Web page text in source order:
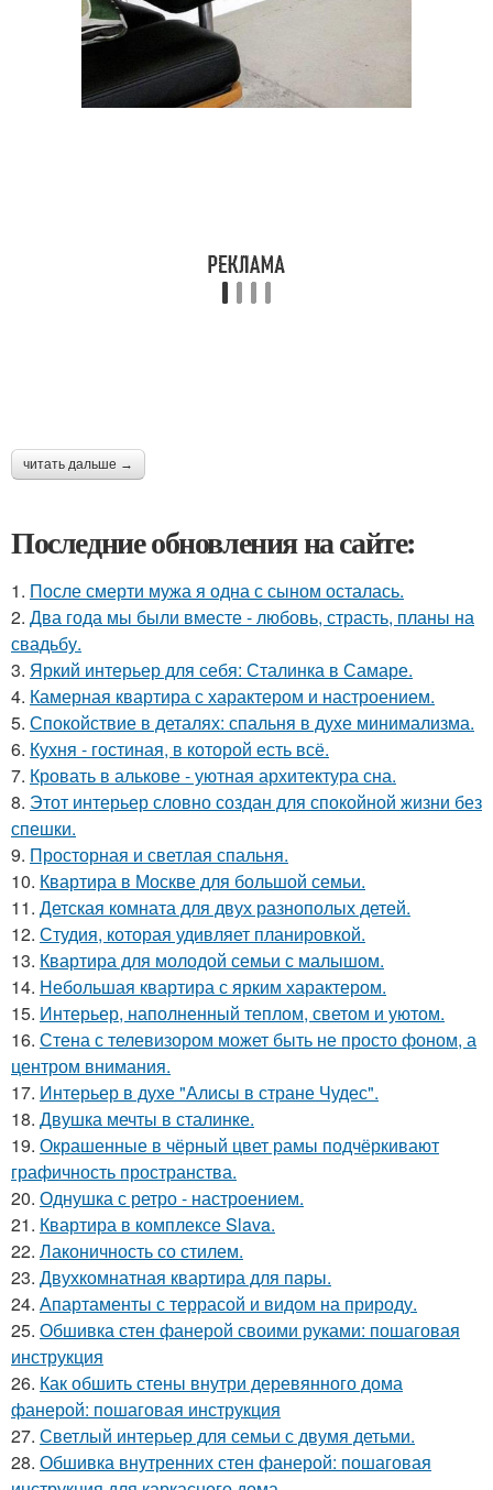
читать дальше →
Последние обновления на сайте:
1. После смерти мужа я одна с сыном осталась.
2. Два года мы были вместе - любовь, страсть, планы на
свадьбу.
3. Яркий интерьер для себя: Сталинка в Самаре.
4. Камерная квартира с характером и настроением.
5. Спокойствие в деталях: спальня в духе минимализма.
6. Кухня - гостиная, в которой есть всё.
7. Кровать в алькове - уютная архитектура сна.
8. Этот интерьер словно создан для спокойной жизни без
спешки.
9. Просторная и светлая спальня.
10. Квартира в Москве для большой семьи.
11. Детская комната для двух разнополых детей.
12. Студия, которая удивляет планировкой.
13. Квартира для молодой семьи с малышом.
14. Небольшая квартира с ярким характером.
15. Интерьер, наполненный теплом, светом и уютом.
16. Стена с телевизором может быть не просто фоном, а
центром внимания.
17. Интерьер в духе "Алисы в стране Чудес".
18. Двушка мечты в сталинке.
19. Окрашенные в чёрный цвет рамы подчёркивают
графичность пространства.
20. Однушка с ретро - настроением.
21. Квартира в комплексе Slava.
22. Лаконичность со стилем.
23. Двухкомнатная квартира для пары.
24. Апартаменты с террасой и видом на природу.
25. Обшивка стен фанерой своими руками: пошаговая
инструкция
26. Как обшить стены внутри деревянного дома
фанерой: пошаговая инструкция
27. Светлый интерьер для семьи с двумя детьми.
28. Обшивка внутренних стен фанерой: пошаговая